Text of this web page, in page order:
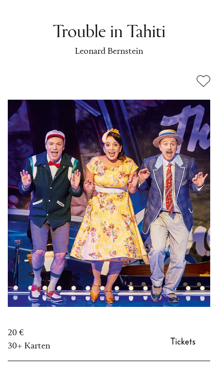
Trouble in Tahiti
Leonard Bernstein
Tickets
20 €
30+ Karten